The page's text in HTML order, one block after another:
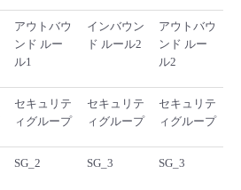
アウトバウ
ンド ルー
ル1
インバウン
ド ルール2
アウトバウ
ンド ルー
ル2
セキュリテ
ィグループ
セキュリテ
ィグループ
セキュリテ
ィグループ
SG_2 SG_3 SG_3